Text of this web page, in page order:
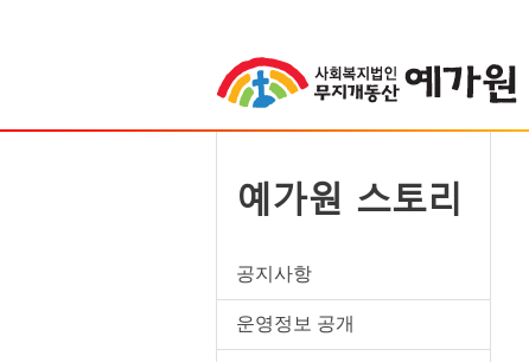
예가원 스토리
공지사항
운영정보 공개